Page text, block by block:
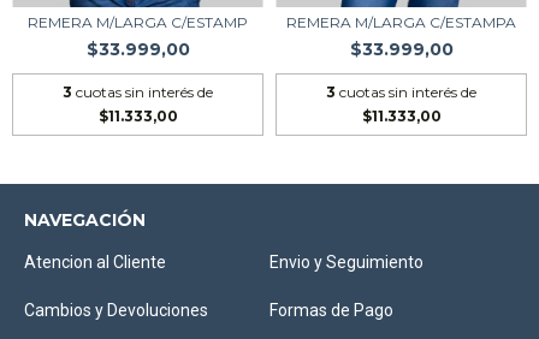
REMERA M/LARGA C/ESTAMP
$33.999,00
3 cuotas sin interés de
$11.333,00
REMERA M/LARGA C/ESTAMPA
$33.999,00
3 cuotas sin interés de
$11.333,00
NAVEGACIÓN
Atencion al Cliente Envio y Seguimiento
Cambios y Devoluciones Formas de Pago